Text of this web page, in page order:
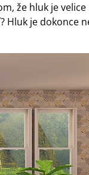
že hluk je
Hluk je dokonce